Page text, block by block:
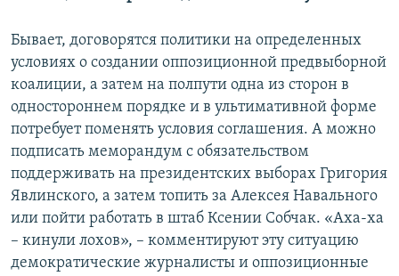
Бывает, договорятся политики на определенных
условиях о создании оппозиционной предвыборной
коалиции, а затем на полпути одна из сторон в
одностороннем порядке и в ультимативной форме
потребует поменять условия соглашения. А можно
подписать меморандум с обязательством
поддерживать на президентских выборах Григория
Явлинского, а затем топить за Алексея Навального
или пойти работать в штаб Ксении Собчак. «Аха-ха
– кинули лохов», – комментируют эту ситуацию
демократические журналисты и оппозиционные